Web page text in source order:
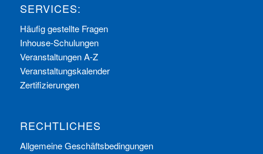
SERVICES:
Häufig gestellte Fragen
Inhouse-Schulungen
Veranstaltungen A-Z
Veranstaltungskalender
Zertifizierungen
RECHTLICHES
Allgemeine Geschäftsbedingungen